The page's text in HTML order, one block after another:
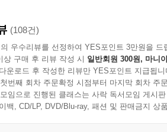
생각을 전한다.
감정의 언어’는 단어가 지닌 특유의 감
중 하나인 ‘찬란하다’에 대한 편애는
’는 표현은 그녀에게 유리조각들이 부딪
이 닿은 물결의 느낌으로, 단순히 반짝
’에도 비슷한 듯하지만 각각이 지닌 감
으며 나는 비로소 보통의 언어들이 지닌
절을, ‘분노’와 ‘용기’가 지닌 비슷한
은 사람의 마음을 정확하게 어루만지는
며 이 섬세하고 솔직한 사람이 진심으로
에세이스트)
(108건)
우수리뷰를 선정하여 YES포인트 3만원을 드
상 구매 후 리뷰 작성 시 일반회원 300원, 마니
운로드 후 작성한 리뷰만 YES포인트 지급됩니
번째 회차 주문확정 시점부터 마지막 회차 주
임으로 진행된 클래스는 사락 독서모임 게시
백, CD/LP, DVD/Blu-ray, 패션 및 판매금지 상